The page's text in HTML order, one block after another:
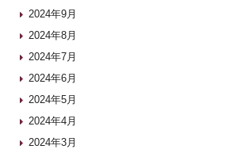
2024年9月
2024年8月
2024年7月
2024年6月
2024年5月
2024年4月
2024年3月